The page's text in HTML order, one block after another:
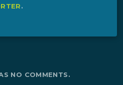
.
NO COMMENTS.